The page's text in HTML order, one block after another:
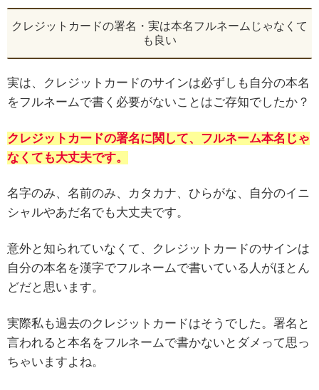
クレジットカードの署名・実は本名フルネームじゃなくて
も良い
実は、クレジットカードのサインは必ずしも自分の本名
をフルネームで書く必要がないことはご存知でしたか？
クレジットカードの署名に関して、フルネーム本名じゃ
なくても大丈夫です。
名字のみ、名前のみ、カタカナ、ひらがな、自分のイニ
シャルやあだ名でも大丈夫です。
意外と知られていなくて、クレジットカードのサインは
自分の本名を漢字でフルネームで書いている人がほとん
どだと思います。
実際私も過去のクレジットカードはそうでした。署名と
言われると本名をフルネームで書かないとダメって思っ
ちゃいますよね。